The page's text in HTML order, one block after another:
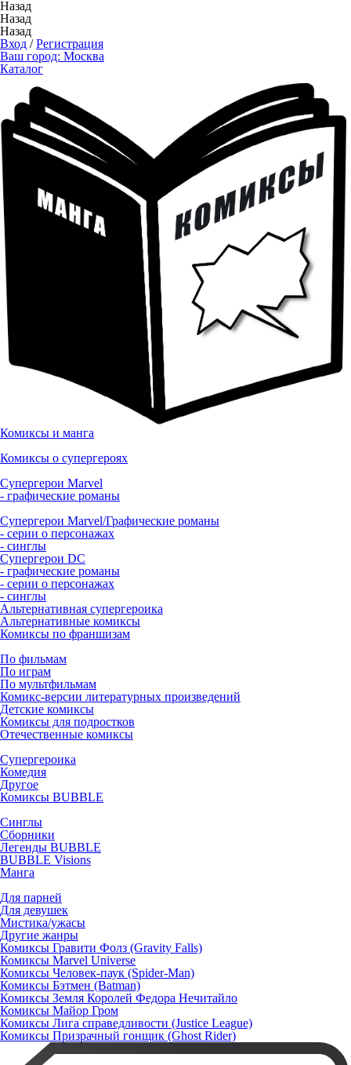
Назад
Назад
Назад
Вход /Регистрация
Ваш город: Москва
Каталог
Комиксы и манга
Комиксы о супергероях
Супергерои Marvel
- графические романы
Супергерои Marvel/Графические романы
- серии о персонажах
- синглы
Супергерои DC
- графические романы
- серии о персонажах
- синглы
Альтернативная супергероика
Альтернативные комиксы
Комиксы по франшизам
По фильмам
По играм
По мультфильмам
Комикс-версии литературных произведений
Детские комиксы
Комиксы для подростков
Отечественные комиксы
Супергероика
Комедия
Другое
Комиксы BUBBLE
Синглы
Сборники
Легенды BUBBLE
BUBBLE Visions
Манга
Для парней
Для девушек
Мистика/ужасы
Другие жанры
Комиксы Гравити Фолз (Gravity Falls)
Комиксы Marvel Universe
Комиксы Человек-паук (Spider-Man)
Комиксы Бэтмен (Batman)
Комиксы Земля Королей Федора Нечитайло
Комиксы Майор Гром
Комиксы Лига справедливости (Justice League)
Комиксы Призрачный гонщик (Ghost Rider)